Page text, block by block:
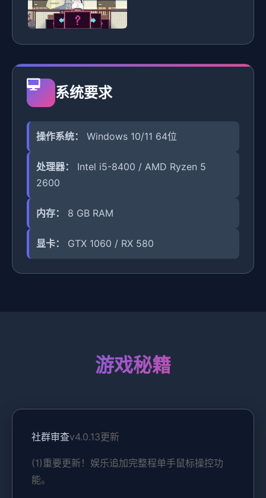
系统要求
操作系统： Windows 10/11 64位
处理器：
Intel i5-8400 / AMD Ryzen 5
2600
内存： 8 GB RAM
显卡： GTX 1060 / RX 580
游戏秘籍
社群审查v4.0.13更新
(1)重要更新！娱乐追加完整程单手鼠标操控功
能。